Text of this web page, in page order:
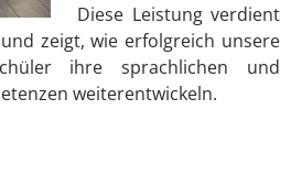
Diese Leistung verdient
zeigt, wie erfolgreich unsere
ihre sprachlichen und
weiterentwickeln.